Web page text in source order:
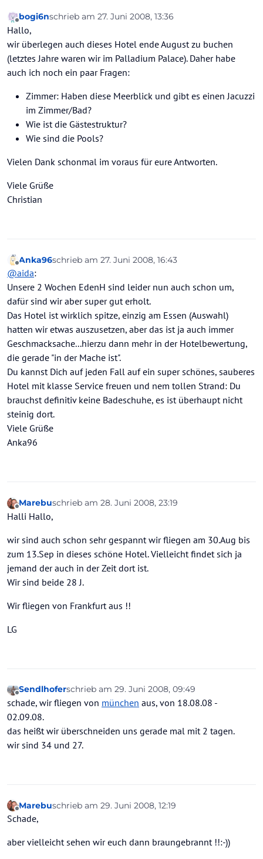
Offline
bogi6nschrieb am 27. Juni 2008, 13:36
zuletzt editiert von
Hallo,
wir überlegen auch dieses Hotel ende August zu buchen
(letztes Jahre waren wir im Palladium Palace). Daher habe
auch ich noch ein paar Fragen:
Zimmer: Haben diese Meerblick und gibt es einen Jacuzzi
im Zimmer/Bad?
Wie ist die Gästestruktur?
Wie sind die Pools?
Vielen Dank schonmal im voraus für eure Antworten.
Viele Grüße
Christian
Offline
Anka96schrieb am 27. Juni 2008, 16:43
zuletzt editiert von
@aida:
Unsere 2 Wochen EdenH sind leider nun auch schon um,
dafür sind wir aber super gut erholt.
Das Hotel ist wirklich spitze, einzig am Essen (Auswahl)
hatten wir etwas auszusetzen, aber das ist ja auch immer
Geschmacksache...hierzu dann mehr in der Hotelbewertung,
die gerade "in der Mache ist".
Du kannst Dich auf jeden Fall auf ein super schönes, sauberes
Hotel mit klasse Service freuen und nem tollen Strand: Du
brauchst definitiv keine Badeschuhe, es ist überhaupt nicht
steinig dort.
Viele Grüße
Anka96
Offline
Marebuschrieb am 28. Juni 2008, 23:19
zuletzt editiert von
Halli Hallo,
wir sind auch schon sehr gespannt wir fliegen am 30.Aug bis
zum 13.Sep in dieses schöne Hotel. Vielleicht findet sich ja
jemand der auch in der Zeit dort ist.
Wir sind beide 28 J.
Wir fliegen von Frankfurt aus !!
LG
Offline
Sendlhoferschrieb am 29. Juni 2008, 09:49
zuletzt editiert von
schade, wir fliegen von münchen aus, von 18.08.08 -
02.09.08.
das heißt wir überschneiden uns gerade mal mit 2 tagen.
wir sind 34 und 27.
Offline
Marebuschrieb am 29. Juni 2008, 12:19
zuletzt editiert von
Schade,
aber vielleicht sehen wir euch dann braungebrannt !!:-))